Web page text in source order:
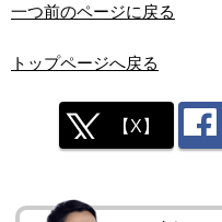
一つ前のページに戻る
トップページへ戻る
【X】